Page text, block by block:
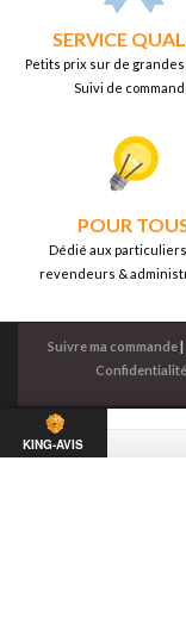
SERVICE
Petits prix sur de
Suivi de
POUR
Dédié aux
revendeurs &
Suivre ma commande
Confidentialité
KING-AVIS